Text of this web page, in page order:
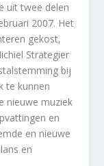
uit twee delen
2007. Het
gekost,
Strategier
bij
te kunnen
nieuwe muziek
en
en nieuwe
en